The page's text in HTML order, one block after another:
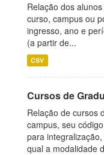
Relação dos
curso, campus ou
ingresso, ano e
(a partir de...
CSV
Cursos de
Relação de cursos
campus, seu
para
qual a modalidade